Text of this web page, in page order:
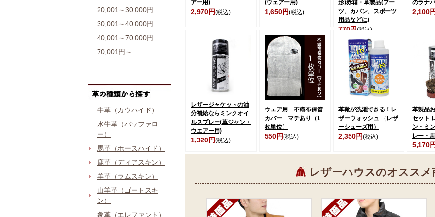
20,001～30,000円
30,001～40,000円
40,001～70,000円
70,001円～
牛革（カウハイド）
水牛革（バッファロ
ー）
馬革（ホースハイド）
鹿革（ディアスキン）
羊革（ラムスキン）
山羊革（ゴートスキ
ン）
象革（エレファント）
アー用)
2,970円(税込)
(ウェアー用)
1,650円(税込)
形)赤箱・革製品(ブー
ツ、カバン、スポーツ
用品などに)
770円(税込)
のラナ
2,100
レザージャケットの油
分補給ならミンクオイ
ルスプレー(革ジャン・
ウエアー用)
1,320円(税込)
ウェア用 不織布保管
カバー マチあり（1
枚単位）
550円(税込)
革靴が洗濯できる！レ
ザーウォッシュ （レザ
ーシューズ用）
2,350円(税込)
革製品
セット
ン・ミ
レー・
5,170
レザーハウスのオススメ